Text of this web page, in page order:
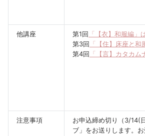
他講座 第1回 「【衣】和服編」
第3回 「【住】床座と
第4回 「【言】カタカ
注意事項
お申込締め切り（3/14(
ブ」をお送りします。